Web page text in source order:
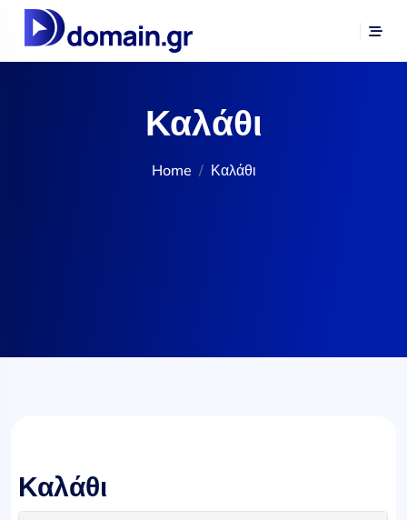
Καλάθι
Home Καλάθι
Καλάθι